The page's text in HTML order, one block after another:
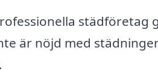
städföretag
är nöjd med